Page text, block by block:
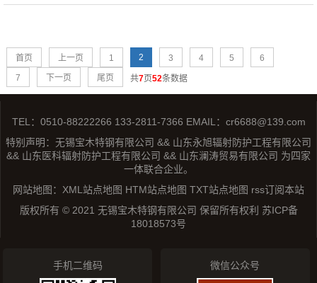
首页 上一页 1 2 3 4 5
6
7
下一页 尾页 共7页52条数据
TEL：0510-88222266 133-2811-7366 EMAIL：cr6688@139.com
特别声明：无锡宝木特钢有限公司 && 山东永旭辐射防护工程有限公司
&& 山东医科辐射防护工程有限公司 && 山东澜涛贸易有限公司 为四家
一体联合企业。
网站地图： XML站点地图 HTM站点地图 TXT站点地图 rss订阅本站
版权所有 © 2021 无锡宝木特钢有限公司 保留所有权利 苏ICP备
18018573号
手机二维码 微信公众号